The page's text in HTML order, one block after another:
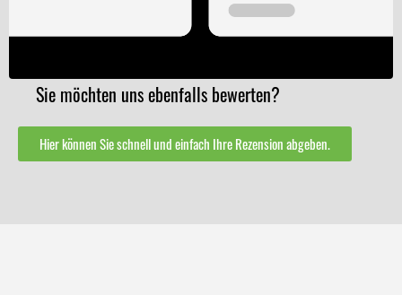
Sie möchten uns ebenfalls bewerten?
Hier können Sie schnell und einfach Ihre Rezension abgeben.